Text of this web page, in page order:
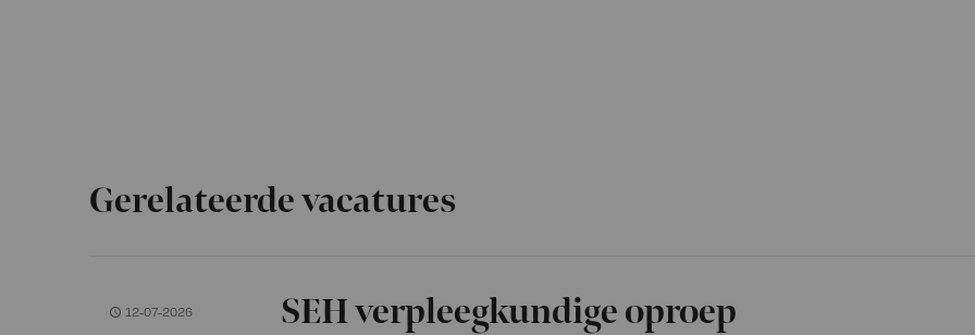
Gerelateerde vacatures
12-07-2026 SEH verpleegkundige oproep